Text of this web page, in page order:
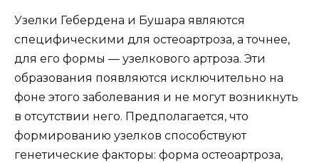
Узелки Гебердена и Бушара являются
специфическими для остеоартроза, а точнее,
для его формы — узелкового артроза. Эти
образования появляются исключительно на
фоне этого заболевания и не могут возникнуть
в отсутствии него. Предполагается, что
формированию узелков способствуют
генетические факторы: форма остеоартроза,